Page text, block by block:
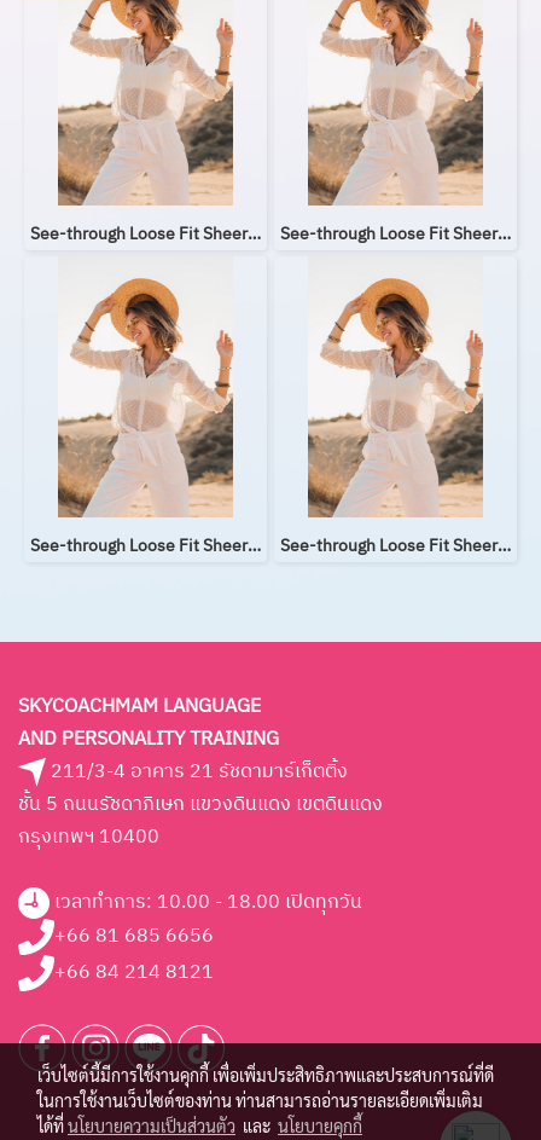
See-through Loose Fit Sheer Blouse See-through Loose Fit Sheer Blouse
See-through Loose Fit Sheer Blouse See-through Loose Fit Sheer Blouse
SKYCOACHMAM LANGUAGE
AND PERSONALITY TRAINING
211/3-4 อาคาร 21 รัชดามาร์เก็ตติ้ง
ชั้น 5 ถนนรัชดาภิเษก แขวงดินแดง เขตดินแดง
กรุงเทพฯ 10400
เวลาทำการ: 10.00 - 18.00 เปิดทุกวัน
+66 81 685 6656
+66 84 214 8121
เว็บไซต์นี้มีการใช้งานคุกกี้ เพื่อเพิ่มประสิทธิภาพและประสบการณ์ที่ดี
ในการใช้งานเว็บไซต์ของท่าน ท่านสามารถอ่านรายละเอียดเพิ่มเติม
ได้ที่นโยบายความเป็นส่วนตัว และ นโยบายคุกกี้